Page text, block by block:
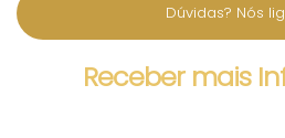
Dúvidas? Nós
Receber mais